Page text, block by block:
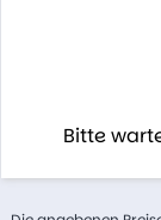
Bitte